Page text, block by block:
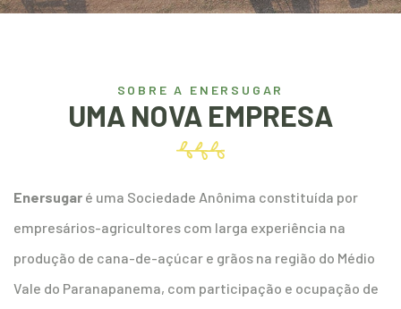
SOBRE A ENERSUGAR
UMA NOVA EMPRESA
Enersugar é uma Sociedade Anônima constituída por
empresários-agricultores com larga experiência na
produção de cana-de-açúcar e grãos na região do Médio
Vale do Paranapanema, com participação e ocupação de